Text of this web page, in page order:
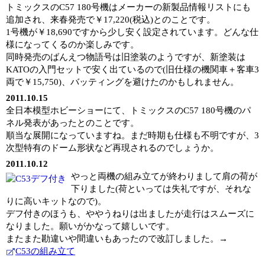
トミックスのC57 180号機はメーカーの新製品情報リストにも
追加され、来春発売で￥17,220(税込)とのことです。
1号機が￥18,690ですから少し安く設定されています。どんな仕
様になってくるのか楽しみです。
同時発売のばんえつ物語号は旧塗装のようですが、新塗装は
KATOの入門セットで安く出ているので(旧仕様の機関車＋客車3
両で￥15,750)、バッティングを避けたのかもしれません。
2011.10.15
全日本模型ホビーショーにて、トミックスのC57 180号機のパ
ネル発表があったとのことです。
順当な展開になっていますね。まだ時期も仕様も不明ですが、3
次型特有のドーム形状など再現されるのでしょうか。
2011.10.12
やっと両機の組み立てが終わりまして肩の荷が
下りました(荷といっては失礼ですが、それな
りに高いキットなので)。
デフ付きのほうも、ややうねりは出ましたが走行はスムーズに
なりました。願いがかなって嬉しいです。
またまた勘違いや間違いもあったので改訂しました。→
C53の組み立て